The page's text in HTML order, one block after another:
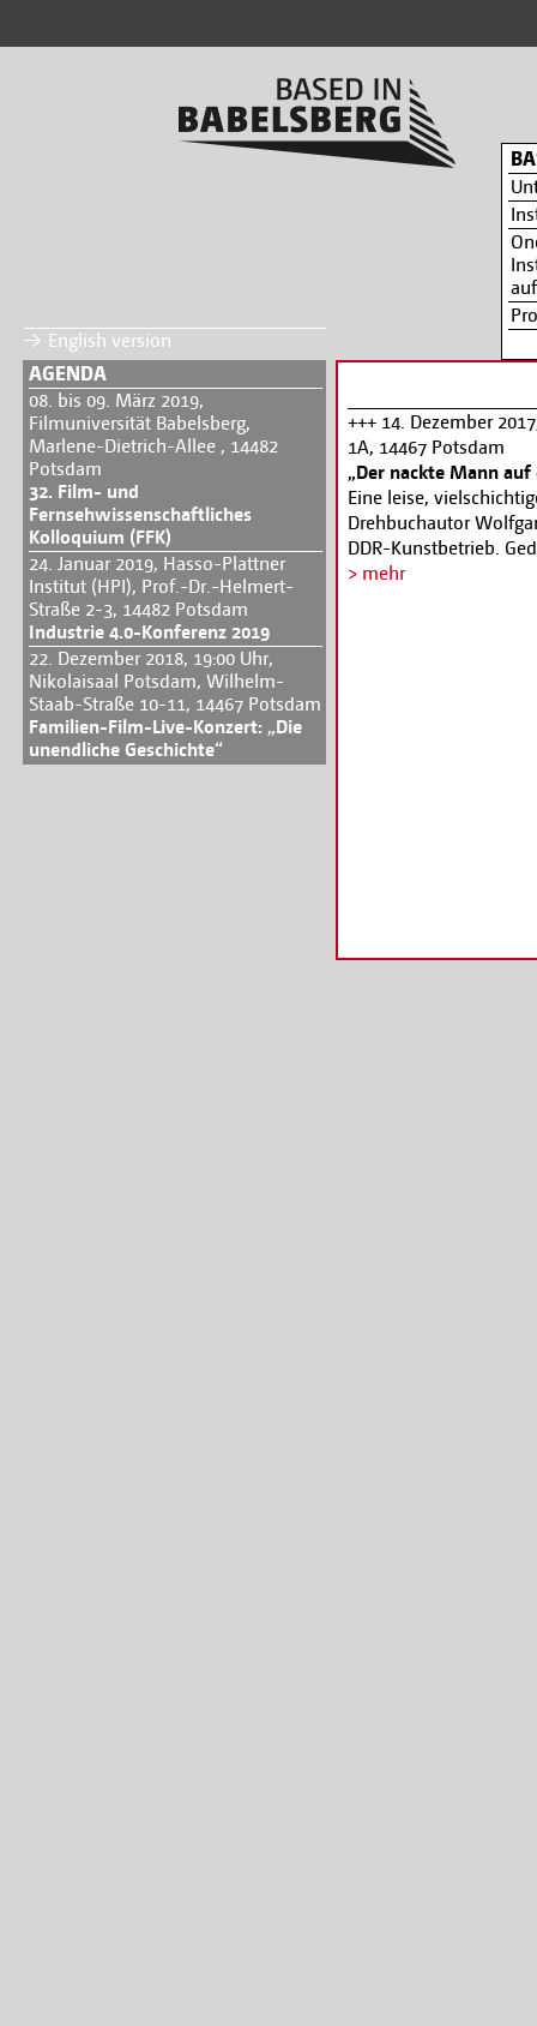
English version
AGENDA
08. bis 09. März 2019,
Filmuniversität Babelsberg,
Marlene-Dietrich-Allee , 14482
Potsdam
32. Film- und
Fernsehwissenschaftliches
Kolloquium (FFK)
24. Januar 2019, Hasso-Plattner
Institut (HPI), Prof.-Dr.-Helmert-
Straße 2-3, 14482 Potsdam
Industrie 4.0-Konferenz 2019
22. Dezember 2018, 19:00 Uhr,
Nikolaisaal Potsdam, Wilhelm-
Staab-Straße 10-11, 14467 Potsdam
Familien-Film-Live-Konzert: „Die
unendliche Geschichte“
+++ 14. Dezember
1A, 14467 Potsdam
„Der nackte Mann
Eine leise,
Drehbuchautor
DDR-Kunstbetrieb.
Werner Stötzer, seine
> mehr